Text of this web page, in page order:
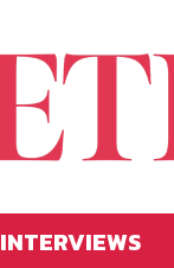
INTERVIEWS